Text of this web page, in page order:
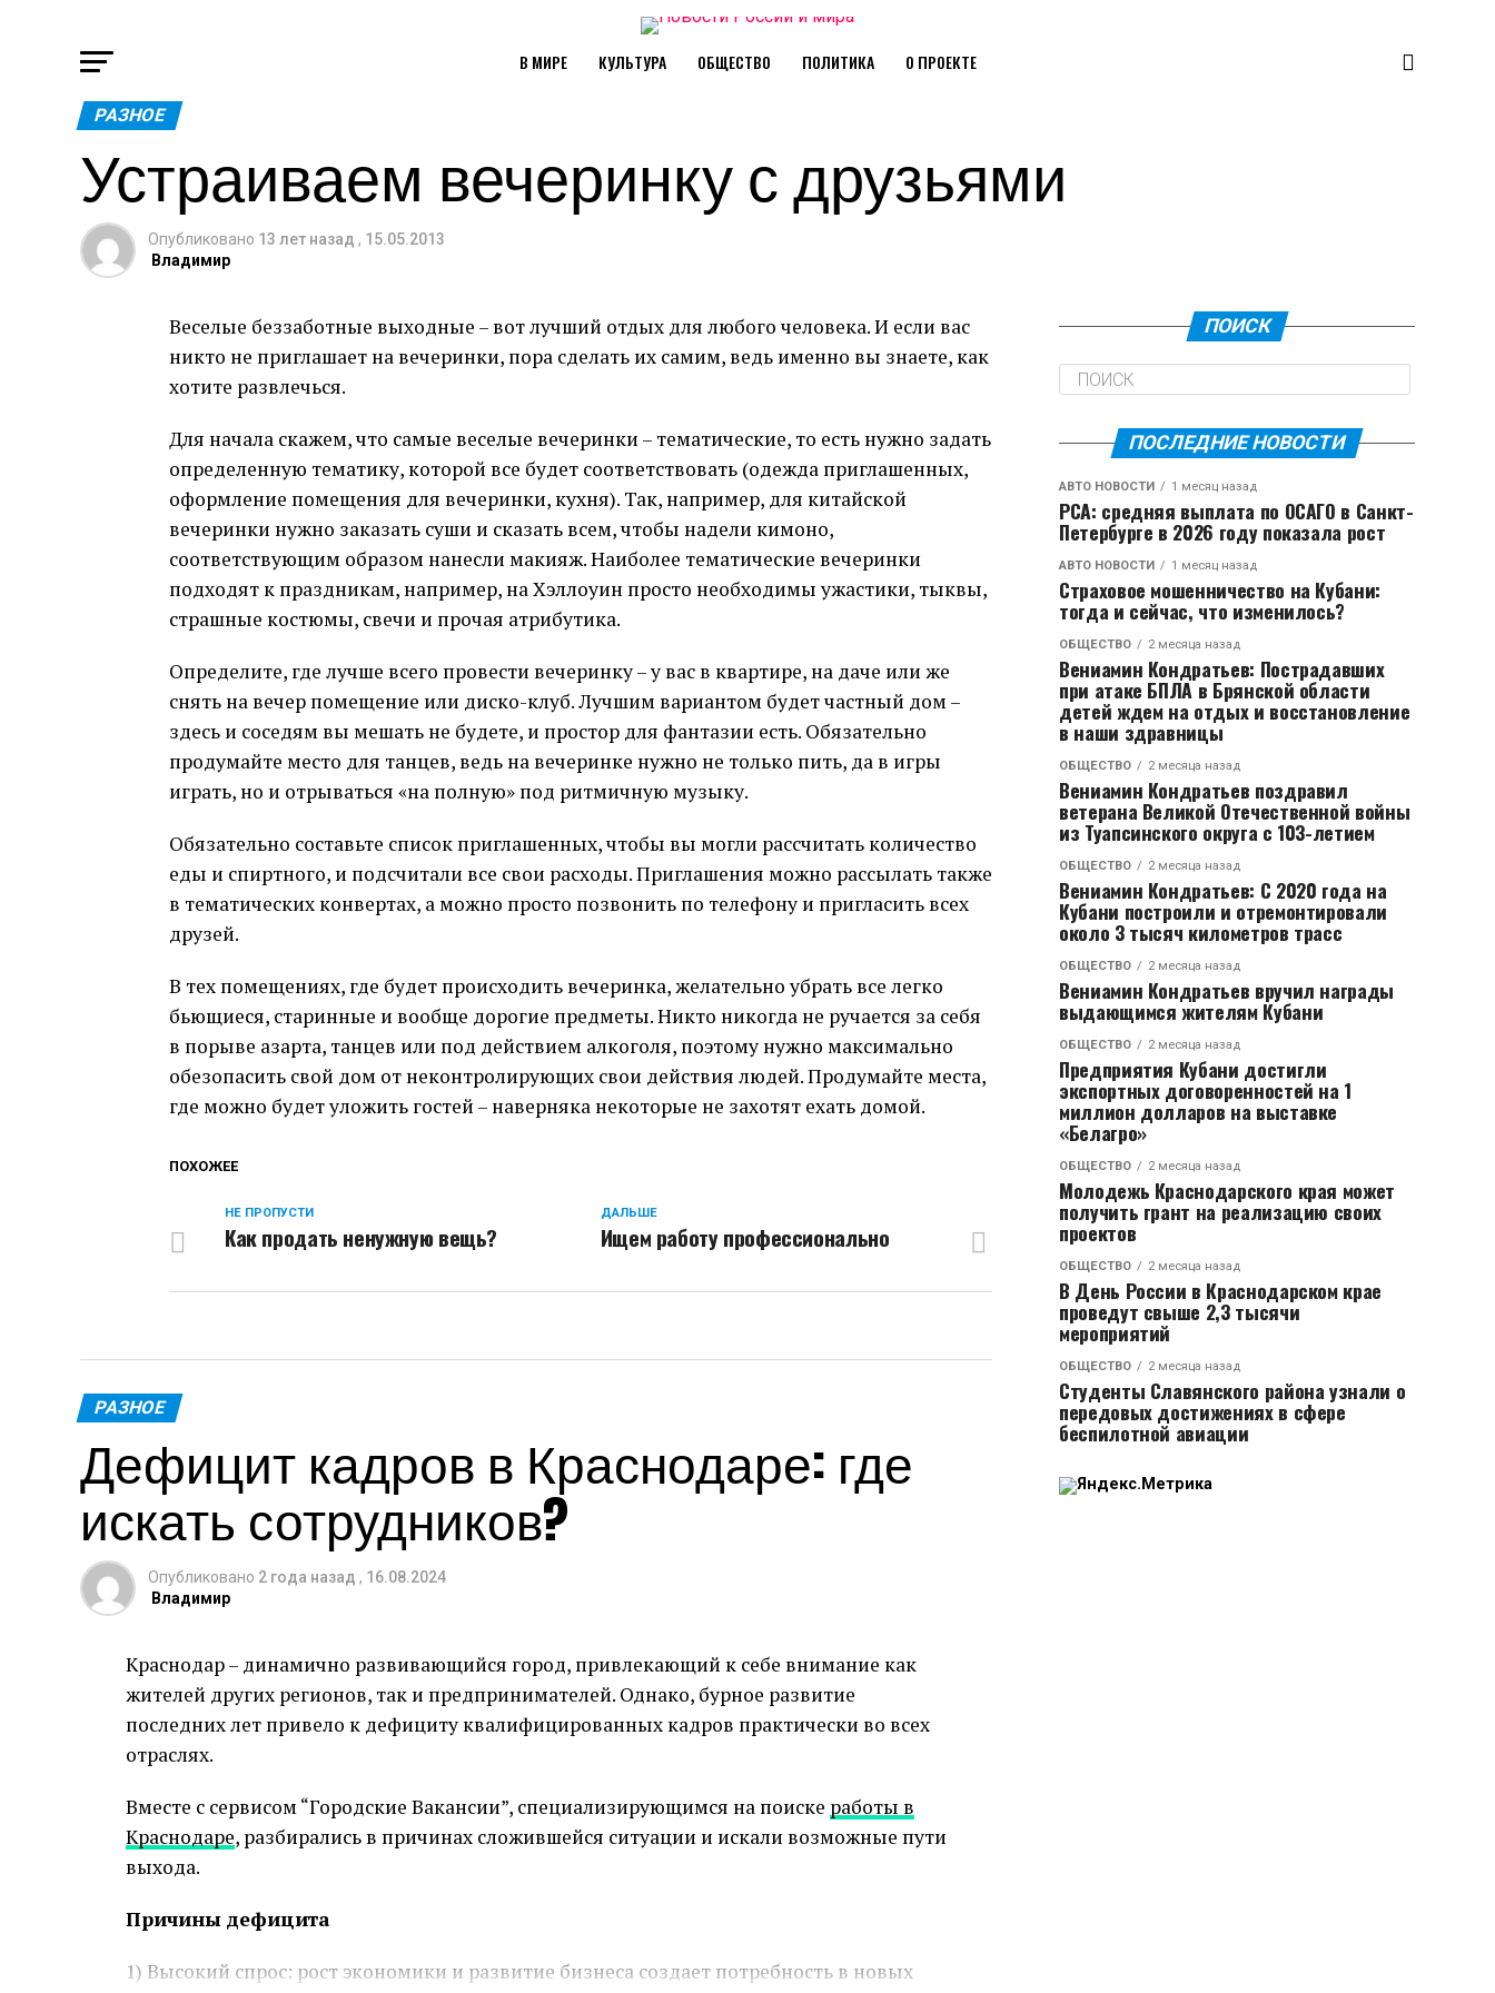
В МИРЕ КУЛЬТУРА ОБЩЕСТВО ПОЛИТИКА О ПРОЕКТЕ
РАЗНОЕ
Устраиваем вечеринку с друзьями
Опубликовано 13 лет назад , 15.05.2013
Владимир
Веселые беззаботные выходные – вот лучший отдых для любого человека. И если вас
никто не приглашает на вечеринки, пора сделать их самим, ведь именно вы знаете, как
хотите развлечься.
Для начала скажем, что самые веселые вечеринки – тематические, то есть нужно задать
определенную тематику, которой все будет соответствовать (одежда приглашенных,
оформление помещения для вечеринки, кухня). Так, например, для китайской
вечеринки нужно заказать суши и сказать всем, чтобы надели кимоно,
соответствующим образом нанесли макияж. Наиболее тематические вечеринки
подходят к праздникам, например, на Хэллоуин просто необходимы ужастики, тыквы,
страшные костюмы, свечи и прочая атрибутика.
Определите, где лучше всего провести вечеринку – у вас в квартире, на даче или же
снять на вечер помещение или диско-клуб. Лучшим вариантом будет частный дом –
здесь и соседям вы мешать не будете, и простор для фантазии есть. Обязательно
продумайте место для танцев, ведь на вечеринке нужно не только пить, да в игры
играть, но и отрываться «на полную» под ритмичную музыку.
Обязательно составьте список приглашенных, чтобы вы могли рассчитать количество
еды и спиртного, и подсчитали все свои расходы. Приглашения можно рассылать также
в тематических конвертах, а можно просто позвонить по телефону и пригласить всех
друзей.
В тех помещениях, где будет происходить вечеринка, желательно убрать все легко
бьющиеся, старинные и вообще дорогие предметы. Никто никогда не ручается за себя
в порыве азарта, танцев или под действием алкоголя, поэтому нужно максимально
обезопасить свой дом от неконтролирующих свои действия людей. Продумайте места,
где можно будет уложить гостей – наверняка некоторые не захотят ехать домой.
ПОХОЖЕЕ
ДАЛЬШЕ
Ищем работу профессионально
НЕ ПРОПУСТИ
Как продать ненужную вещь?
РАЗНОЕ
Дефицит кадров в Краснодаре: где
искать сотрудников?
Опубликовано 2 года назад , 16.08.2024
Владимир
Краснодар – динамично развивающийся город, привлекающий к себе внимание как
жителей других регионов, так и предпринимателей. Однако, бурное развитие
последних лет привело к дефициту квалифицированных кадров практически во всех
отраслях.
Вместе с сервисом “Городские Вакансии”, специализирующимся на поиске работы в
Краснодаре, разбирались в причинах сложившейся ситуации и искали возможные пути
выхода.
Причины дефицита
1) Высокий спрос: рост экономики и развитие бизнеса создает потребность в новых
ПОИСК
ПОСЛЕДНИЕ НОВОСТИ
АВТО НОВОСТИ 1 месяц назад
РСА: средняя выплата по ОСАГО в Санкт-
Петербурге в 2026 году показала рост
АВТО НОВОСТИ 1 месяц назад
Страховое мошенничество на Кубани:
тогда и сейчас, что изменилось?
ОБЩЕСТВО 2 месяца назад
Вениамин Кондратьев: Пострадавших
при атаке БПЛА в Брянской области
детей ждем на отдых и восстановление
в наши здравницы
ОБЩЕСТВО 2 месяца назад
Вениамин Кондратьев поздравил
ветерана Великой Отечественной войны
из Туапсинского округа с 103-летием
ОБЩЕСТВО 2 месяца назад
Вениамин Кондратьев: С 2020 года на
Кубани построили и отремонтировали
около 3 тысяч километров трасс
ОБЩЕСТВО 2 месяца назад
Вениамин Кондратьев вручил награды
выдающимся жителям Кубани
ОБЩЕСТВО 2 месяца назад
Предприятия Кубани достигли
экспортных договоренностей на 1
миллион долларов на выставке
«Белагро»
ОБЩЕСТВО 2 месяца назад
Молодежь Краснодарского края может
получить грант на реализацию своих
проектов
ОБЩЕСТВО 2 месяца назад
В День России в Краснодарском крае
проведут свыше 2,3 тысячи
мероприятий
ОБЩЕСТВО 2 месяца назад
Студенты Славянского района узнали о
передовых достижениях в сфере
беспилотной авиации